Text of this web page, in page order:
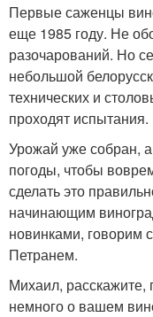
Первые саженцы
еще 1985 году. Не
разочарований. Но
небольшой
технических и
проходят испытания.
Урожай уже собран,
погоды, чтобы
сделать это
начинающим
новинками, говорим
Петранем.
Михаил, расскажите,
немного о вашем